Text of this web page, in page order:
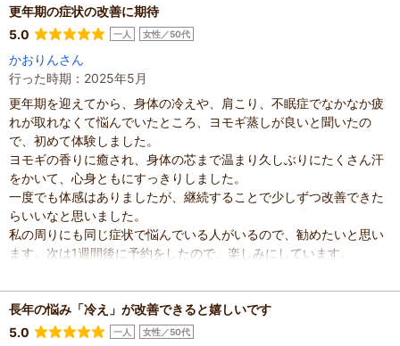
更年期の症状の改善に期待
5.0
一人 女性／50代
かおりんさん
行った時期：2025年5月
更年期を迎えてから、身体の冷えや、肩こり、不眠症でなかなか疲
れが取れなくて悩んでいたところ、ヨモギ蒸しが良いと聞いたの
で、初めて体験しました。
ヨモギの香りに癒され、身体の芯まで温まり久しぶりにたくさん汗
をかいて、心身ともにすっきりしました。
一度でも体感はありましたが、継続することで少しずつ改善できた
らいいなと思いました。
私の周りにも同じ症状で悩んでいる人がいるので、勧めたいと思い
ます。次は1週間後に予約をしたので、楽しみにしています。
滞在時間：1～2時間
人数：未設定
投稿日： 2025年6月6日
長年の悩み「冷え」が改善できると嬉しいです
5.0
一人 女性／50代